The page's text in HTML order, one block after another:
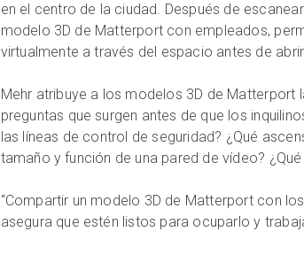
en el centro de la ciudad. Después de
modelo 3D de Matterport con empleados,
virtualmente a través del espacio antes de
Mehr atribuye a los modelos 3D de
preguntas que surgen antes de que los
las líneas de control de seguridad? ¿Qué
tamaño y función de una pared de vídeo?
“Compartir un modelo 3D de Matterport con
asegura que estén listos para ocuparlo y